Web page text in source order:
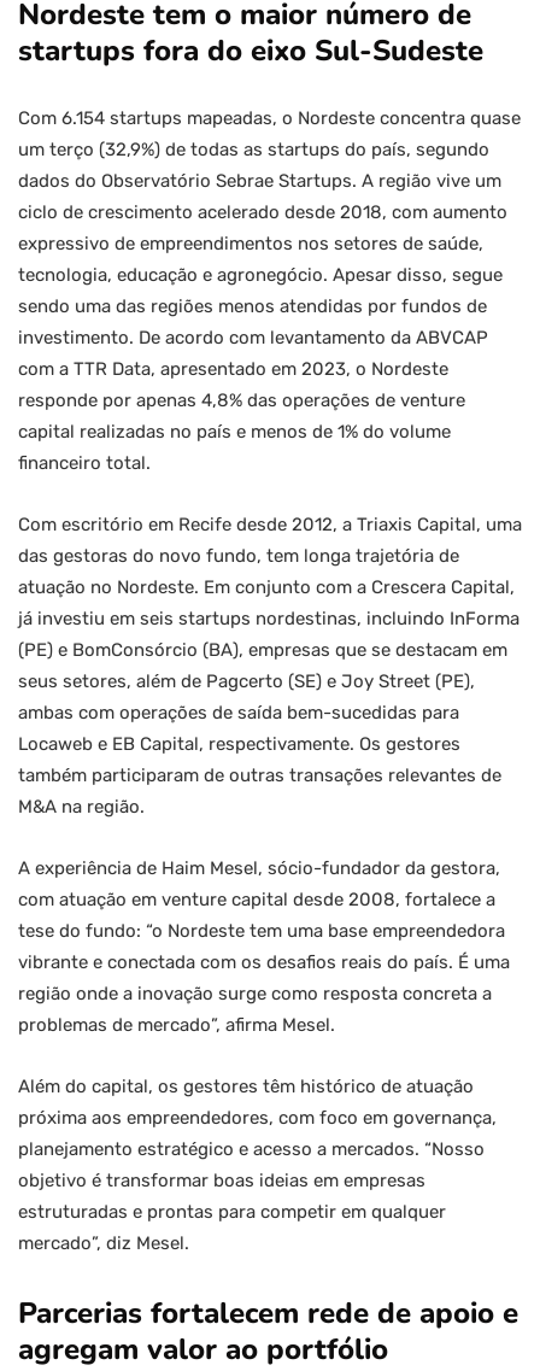
Nordeste tem o maior número de
startups fora do eixo Sul-Sudeste
Com 6.154 startups mapeadas, o Nordeste concentra quase
um terço (32,9%) de todas as startups do país, segundo
dados do Observatório Sebrae Startups. A região vive um
ciclo de crescimento acelerado desde 2018, com aumento
expressivo de empreendimentos nos setores de saúde,
tecnologia, educação e agronegócio. Apesar disso, segue
sendo uma das regiões menos atendidas por fundos de
investimento. De acordo com levantamento da ABVCAP
com a TTR Data, apresentado em 2023, o Nordeste
responde por apenas 4,8% das operações de venture
capital realizadas no país e menos de 1% do volume
financeiro total.
Com escritório em Recife desde 2012, a Triaxis Capital, uma
das gestoras do novo fundo, tem longa trajetória de
atuação no Nordeste. Em conjunto com a Crescera Capital,
já investiu em seis startups nordestinas, incluindo InForma
(PE) e BomConsórcio (BA), empresas que se destacam em
seus setores, além de Pagcerto (SE) e Joy Street (PE),
ambas com operações de saída bem-sucedidas para
Locaweb e EB Capital, respectivamente. Os gestores
também participaram de outras transações relevantes de
M&A na região.
A experiência de Haim Mesel, sócio-fundador da gestora,
com atuação em venture capital desde 2008, fortalece a
tese do fundo: “o Nordeste tem uma base empreendedora
vibrante e conectada com os desafios reais do país. É uma
região onde a inovação surge como resposta concreta a
problemas de mercado”, afirma Mesel.
Além do capital, os gestores têm histórico de atuação
próxima aos empreendedores, com foco em governança,
planejamento estratégico e acesso a mercados. “Nosso
objetivo é transformar boas ideias em empresas
estruturadas e prontas para competir em qualquer
mercado”, diz Mesel.
Parcerias fortalecem rede de apoio e
agregam valor ao portfólio